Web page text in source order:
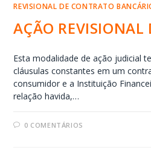
REVISIONAL DE CONTRATO
AÇÃO REVISIONAL
Esta modalidade de ação judicial
cláusulas constantes em um
consumidor e a Instituição
relação havida,…
0 COMENTÁRIOS